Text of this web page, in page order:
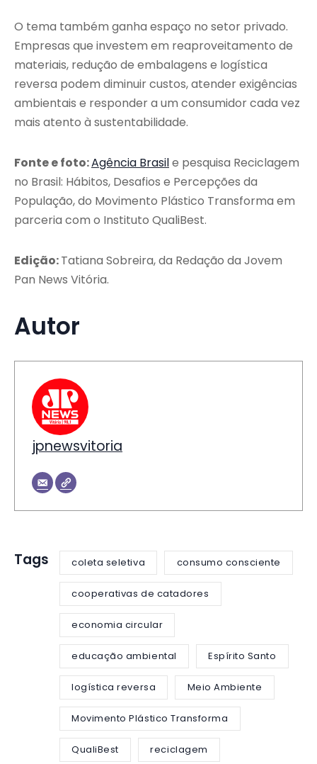
O tema também ganha espaço no setor privado.
Empresas que investem em reaproveitamento de
materiais, redução de embalagens e logística
reversa podem diminuir custos, atender exigências
ambientais e responder a um consumidor cada vez
mais atento à sustentabilidade.
Fonte e foto:Agência Brasile pesquisa Reciclagem
no Brasil: Hábitos, Desafios e Percepções da
População, do Movimento Plástico Transforma em
parceria com o Instituto QualiBest.
Edição:Tatiana Sobreira, da Redação da Jovem
Pan News Vitória.
Autor
jpnewsvitoria
Tags coleta seletiva consumo consciente
cooperativas de catadores
economia circular
educação ambiental Espírito Santo
logística reversa Meio Ambiente
Movimento Plástico Transforma
QualiBest reciclagem